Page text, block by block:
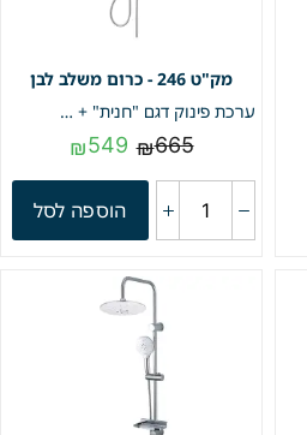
246 - כרום משלב לבן
ערכת פינוק דגם "חנית" + מדף | כרום משולב לבן | מק"ט 246
₪665
₪549
הוספה לסל